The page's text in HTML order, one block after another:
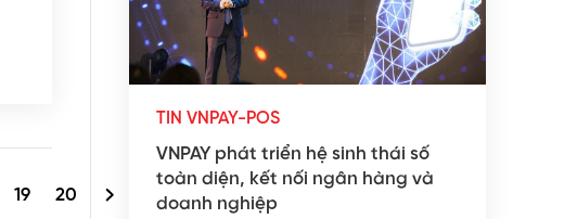
19 20
TIN VNPAY-POS
VNPAY phát triển hệ sinh thái số
toàn diện, kết nối ngân hàng và
doanh nghiệp